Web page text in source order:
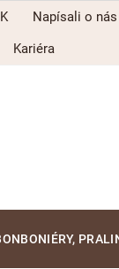
Napísali o nás
Kariéra